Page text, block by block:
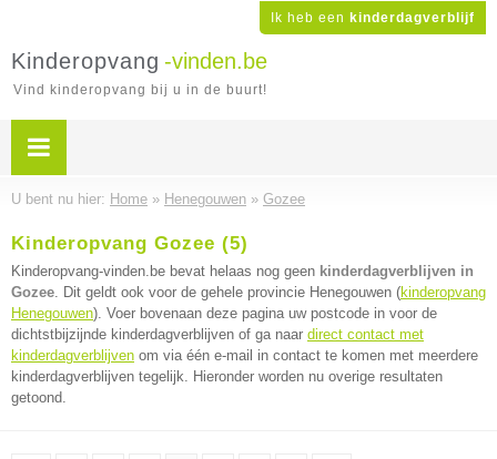
Ik heb een kinderdagverblijf
Kinderopvang -vinden.be
Vind kinderopvang bij u in de buurt!
U bent nu hier: Home » Henegouwen » Gozee
Kinderopvang Gozee (5)
Kinderopvang-vinden.be bevat helaas nog geen kinderdagverblijven in
Gozee. Dit geldt ook voor de gehele provincie Henegouwen (kinderopvang
Henegouwen). Voer bovenaan deze pagina uw postcode in voor de
dichtstbijzijnde kinderdagverblijven of ga naar direct contact met
kinderdagverblijven om via één e-mail in contact te komen met meerdere
kinderdagverblijven tegelijk. Hieronder worden nu overige resultaten
getoond.